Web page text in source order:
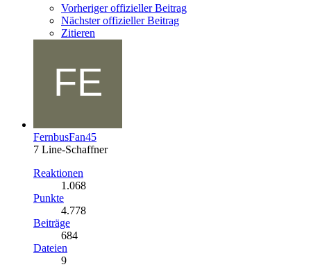
Vorheriger offizieller Beitrag
Nächster offizieller Beitrag
Zitieren
FernbusFan45
7 Line-Schaffner
Reaktionen
1.068
Punkte
4.778
Beiträge
684
Dateien
9